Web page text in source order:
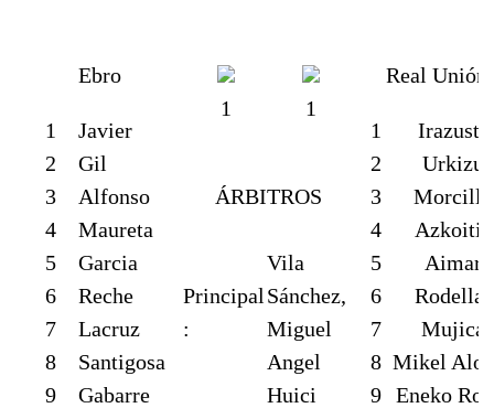
Ebro
1
Javier
2
Gil
3
Alfonso
4
Maureta
5
Garcia
6
Reche
7
Lacruz
8
Santigosa
9
Gabarre
1 1
ÁRBITROS
Principal
:
Vila
Sánchez,
Miguel
Angel
Huici
Real Unión
1
Irazusta
2
Urkizu
3
Morcillo
4
Azkoitia
5
Aimar
6
Rodellar
7
Mujica
8 Mikel
9 Eneko